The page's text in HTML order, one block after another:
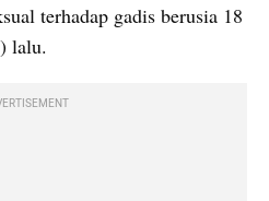
terhadap gadis berusia 18
lalu.